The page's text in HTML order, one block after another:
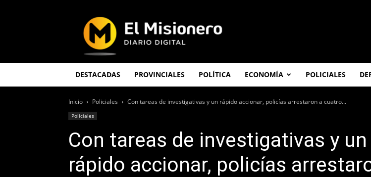
Misionero
DESTACADAS PROVINCIALES POLÍTICA ECONOMÍA POLICIALES
Inicio Policiales Con tareas de investigativas y un rápido accionar, policías arrestaron a cuatro...
Policiales
Con tareas de investigativas y un
rápido accionar, policías